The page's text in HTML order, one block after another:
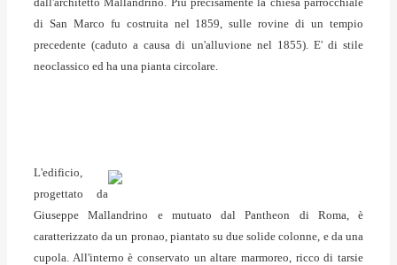
di San Marco fu costruita nel 1859, sulle rovine di un tempio
precedente (caduto a causa di un'alluvione nel 1855). E' di stile
neoclassico ed ha una pianta circolare.
L'edificio,
progettato da
Giuseppe Mallandrino e mutuato dal Pantheon di Roma, è
caratterizzato da un pronao, piantato su due solide colonne, e da una
cupola. All'interno è conservato un altare marmoreo, ricco di tarsie